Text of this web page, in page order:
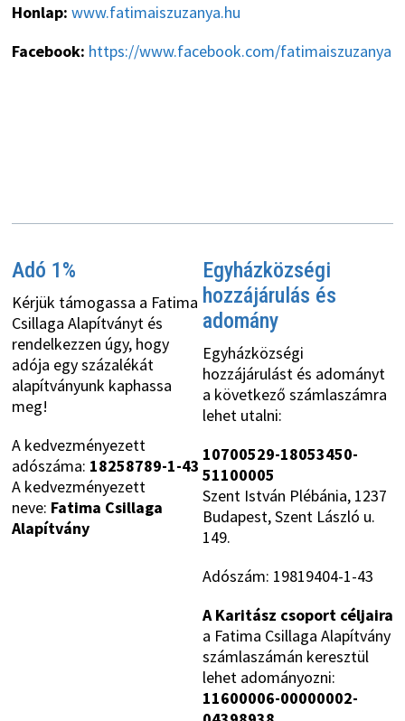
Honlap: www.fatimaiszuzanya.hu
Facebook: https://www.facebook.com/fatimaiszuzanya
Adó 1%
Kérjük támogassa a Fatima
Csillaga Alapítványt és
rendelkezzen úgy, hogy
adója egy százalékát
alapítványunk kaphassa
meg!
A kedvezményezett
adószáma: 18258789-1-43
A kedvezményezett
neve: Fatima Csillaga
Alapítvány
Egyházközségi
hozzájárulás és
adomány
Egyházközségi
hozzájárulást és adományt
a következő számlaszámra
lehet utalni:
10700529-18053450-
51100005
Szent István Plébánia, 1237
Budapest, Szent László u.
149.
Adószám: 19819404-1-43
A Karitász csoport céljaira
a Fatima Csillaga Alapítvány
számlaszámán keresztül
lehet adományozni:
11600006-00000002-